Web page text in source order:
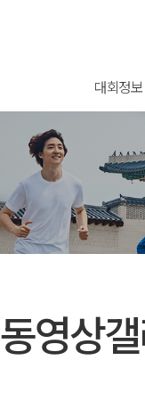
대회정보
동영상